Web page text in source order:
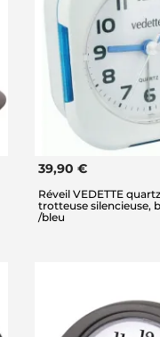
39,90 €
Réveil VEDETTE
trotteuse silencieuse,
/bleu